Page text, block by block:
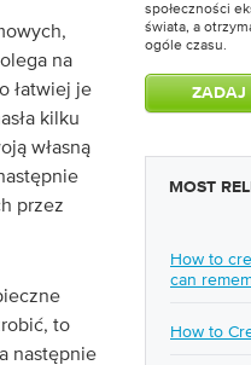
na
łatwiej je
kilku
własną
przez
to
następnie
społeczności
świata, a
ogóle czasu.
MOST
How to
can
How to